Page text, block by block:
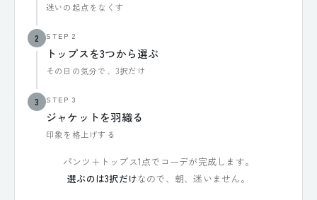
迷いの起点をなくす
2 STEP 2
トップスを3つから選ぶ
その日の気分で、3択だけ
3 STEP 3
ジャケットを羽織る
印象を格上げする
パンツ＋トップス1点でコーデが完成します。
選ぶのは3択だけなので、朝、迷いません。